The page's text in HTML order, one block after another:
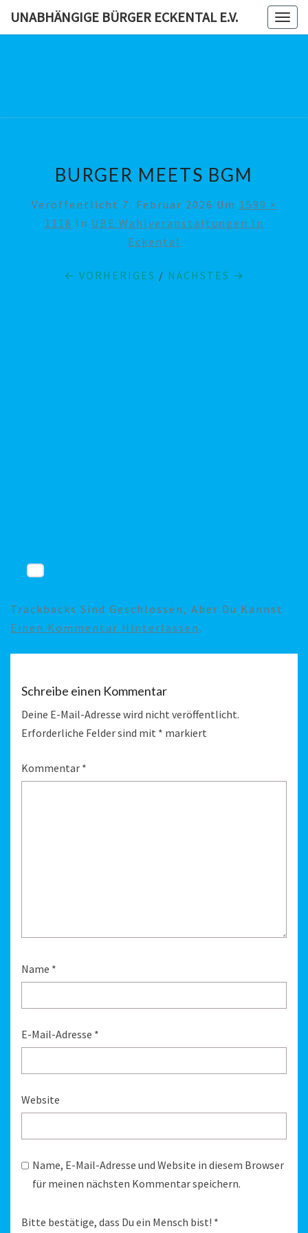
UNABHÄNGIGE BÜRGER ECKENTAL E.V.
BURGER MEETS BGM
Veröffentlicht 7. Februar 2026 Um 1599 ×
1118 In UBE Wahlveranstaltungen In
Eckental
← VORHERIGES / NÄCHSTES →
Trackbacks Sind Geschlossen, Aber Du Kannst
Einen Kommentar Hinterlassen .
Schreibe einen Kommentar
Deine E-Mail-Adresse wird nicht veröffentlicht.
Erforderliche Felder sind mit * markiert
Kommentar *
Name *
E-Mail-Adresse *
Website
Name, E-Mail-Adresse und Website in diesem Browser
für meinen nächsten Kommentar speichern.
Bitte bestätige, dass Du ein Mensch bist! *